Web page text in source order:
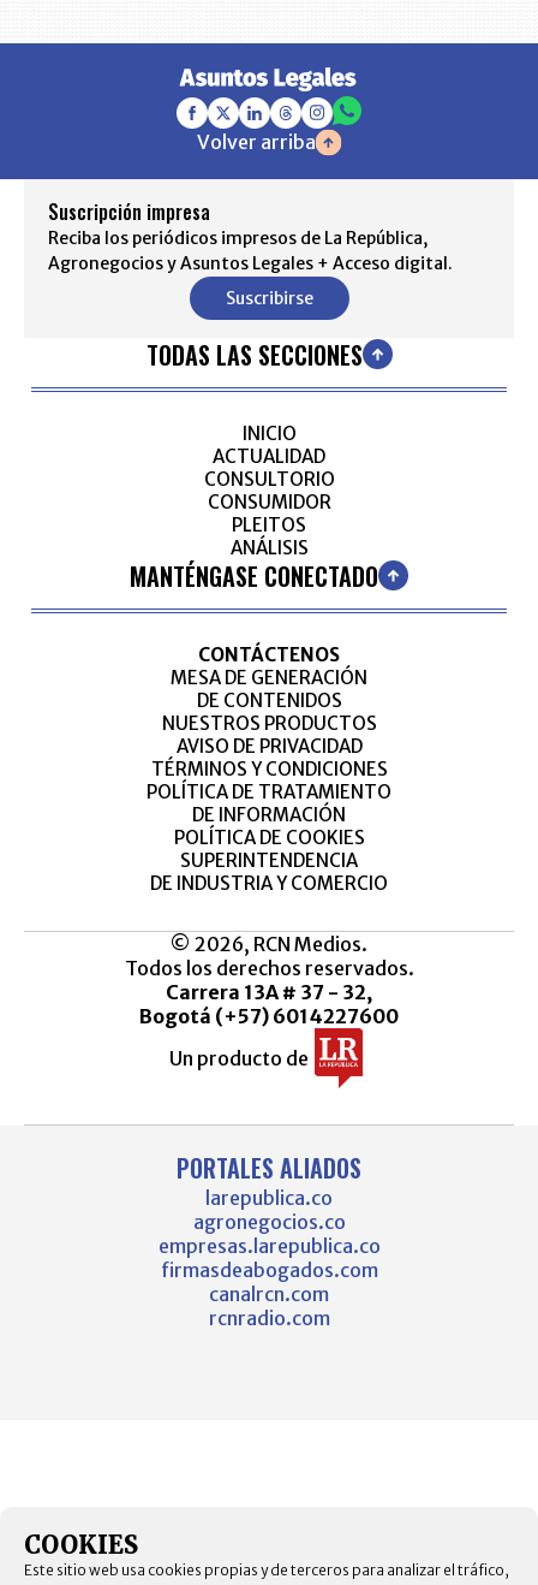
Volver arriba
Suscripción impresa
Reciba los periódicos impresos de La República,
Agronegocios y Asuntos Legales + Acceso digital.
Suscribirse
TODAS LAS SECCIONES
INICIO
ACTUALIDAD
CONSULTORIO
CONSUMIDOR
PLEITOS
ANÁLISIS
MANTÉNGASE CONECTADO
CONTÁCTENOS
MESA DE GENERACIÓN
DE CONTENIDOS
NUESTROS PRODUCTOS
AVISO DE PRIVACIDAD
TÉRMINOS Y CONDICIONES
POLÍTICA DE TRATAMIENTO
DE INFORMACIÓN
POLÍTICA DE COOKIES
SUPERINTENDENCIA
DE INDUSTRIA Y COMERCIO
© 2026, RCN Medios.
Todos los derechos reservados.
Carrera 13A # 37 - 32,
Bogotá (+57) 6014227600
Un producto de
PORTALES ALIADOS
larepublica.co
agronegocios.co
empresas.larepublica.co
firmasdeabogados.com
canalrcn.com
rcnradio.com
COOKIES
Este sitio web usa cookies propias y de terceros para analizar el tráfico,